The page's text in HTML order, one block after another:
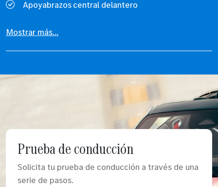
Apoyabrazos central delantero
Mostrar más...
Prueba de conducción
Solicita tu prueba de conducción a través de una
serie de pasos.